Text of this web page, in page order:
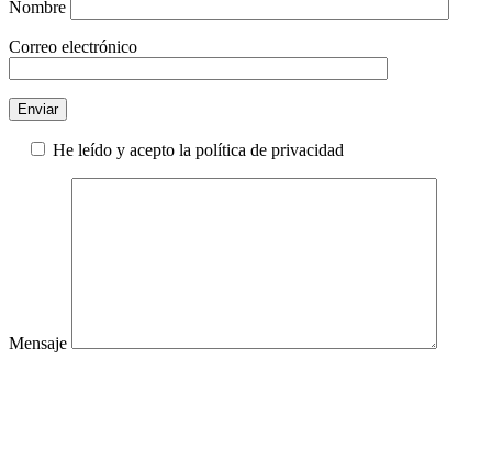
Nombre
Correo electrónico
He leído y acepto la política de privacidad
Mensaje